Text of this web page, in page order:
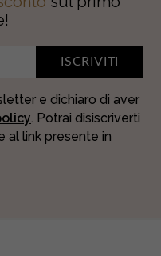
ISCRIVITI
e dichiaro di aver
. Potrai disiscriverti
al link presente in